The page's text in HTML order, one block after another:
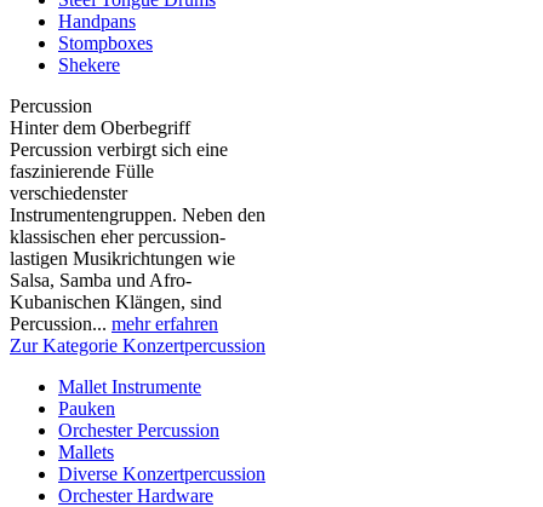
Handpans
Stompboxes
Shekere
Percussion
Hinter dem Oberbegriff
Percussion verbirgt sich eine
faszinierende Fülle
verschiedenster
Instrumentengruppen. Neben den
klassischen eher percussion-
lastigen Musikrichtungen wie
Salsa, Samba und Afro-
Kubanischen Klängen, sind
Percussion... mehr erfahren
Zur Kategorie Konzertpercussion
Mallet Instrumente
Pauken
Orchester Percussion
Mallets
Diverse Konzertpercussion
Orchester Hardware